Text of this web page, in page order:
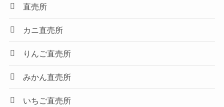
直売所
カニ直売所
りんご直売所
みかん直売所
いちご直売所